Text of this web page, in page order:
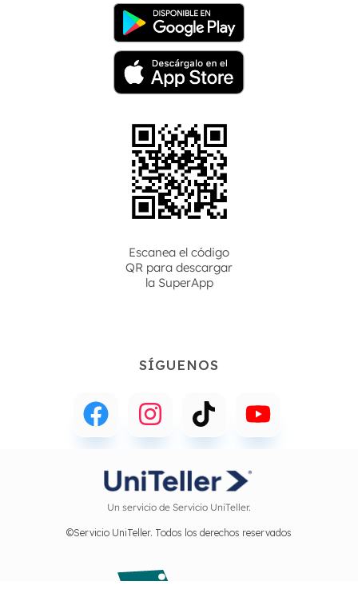
Escanea el código
QR para descargar
la SuperApp
SÍGUENOS
Un servicio de Servicio UniTeller.
©Servicio UniTeller. Todos los derechos reservados